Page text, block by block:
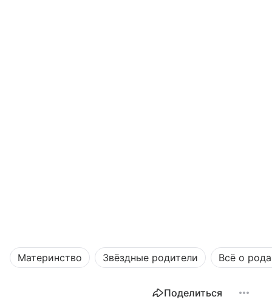
Материнство Звёздные родители Всё о
Поделиться